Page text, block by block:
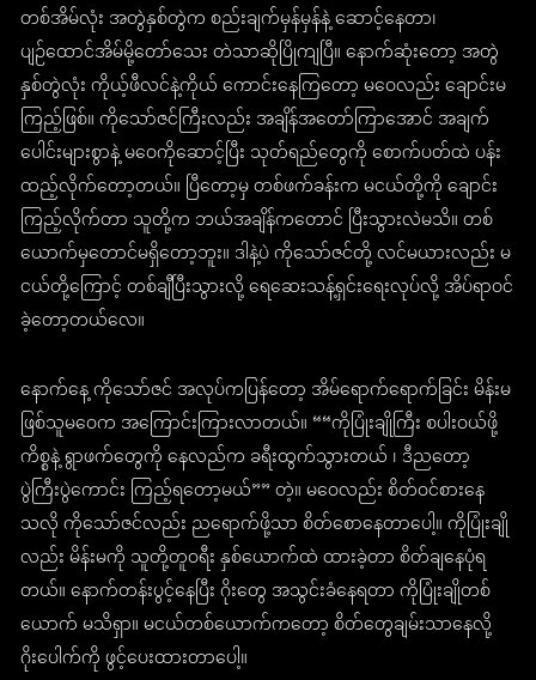
တစ်အိမ်လုံး အတွဲနှစ်တွဲက စည်းချက်မှန်မှန်နဲ့ ဆောင့်နေတာ၊
ပျဉ်ထောင်အိမ်မို့တော်သေး တဲသာဆိုပြိုကျပြီ။ နောက်ဆုံးတော့ အတွဲ
နှစ်တွဲလုံး ကိုယ့်ဖီလင်နဲ့ကိုယ် ကောင်းနေကြတော့ မဝေလည်း ချောင်းမ
ကြည့်ဖြစ်။ ကိုသော်ဇင်ကြီးလည်း အချိန်အတော်ကြာအောင် အချက်
ပေါင်းများစွာနဲ့ မဝေကိုဆောင့်ပြီး သုတ်ရည်တွေကို စောက်ပတ်ထဲ ပန်း
ထည့်လိုက်တော့တယ်။ ပြီတော့မှ တစ်ဖက်ခန်းက မငယ်တို့ကို ချောင်း
ကြည့်လိုက်တာ သူတို့က ဘယ်အချိန်ကတောင် ပြီးသွားလဲမသိ။ တစ်
ယောက်မှတောင်မရှိတော့ဘူး။ ဒါနဲ့ပဲ ကိုသော်ဇင်တို့ လင်မယားလည်း မ
ငယ်တို့ကြောင့် တစ်ချီပြီးသွားလို့ ရေဆေးသန့်ရှင်းရေးလုပ်လို့ အိပ်ရာဝင်
ခဲ့တော့တယ်လေ။
နောက်နေ့ ကိုသော်ဇင် အလုပ်ကပြန်တော့ အိမ်ရောက်ရောက်ခြင်း မိန်းမ
ဖြစ်သူမဝေက အကြောင်းကြားလာတယ်။ ““ကိုပြုံးချိုကြီး စပါးဝယ်ဖို့
ကိစ္စနဲ့ ရွာဖက်တွေကို နေလည်က ခရီးထွက်သွားတယ် ၊ ဒီညတော့
ပွဲကြီးပွဲကောင်း ကြည့်ရတော့မယ်”” တဲ့။ မဝေလည်း စိတ်ဝင်စားနေ
သလို ကိုသော်ဇင်လည်း ညရောက်ဖို့သာ စိတ်စောနေတာပေါ့။ ကိုပြုံးချို
လည်း မိန်းမကို သူတို့တူဝရီး နှစ်ယောက်ထဲ ထားခဲ့တာ စိတ်ချနေပုံရ
တယ်။ နောက်တန်းပွင့်နေပြီး ဂိုးတွေ အသွင်းခံနေရတာ ကိုပြုံးချိုတစ်
ယောက် မသိရှာ။ မငယ်တစ်ယောက်ကတော့ စိတ်တွေချမ်းသာနေလို့
ဂိုးပေါက်ကို ဖွင့်ပေးထားတာပေါ့။